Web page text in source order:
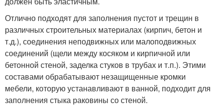
Отлично подходят для заполнения пустот и трещин в
различных строительных материалах (кирпич, бетон и
т.д.), соединения неподвижных или малоподвижных
соединений (щели между косяком и кирпичной или
бетонной стеной, заделка стуков в трубах и т.п.). Этими
составами обрабатывают незащищенные кромки
мебели, которую устанавливают в ванной, подходит для
заполнения стыка раковины со стеной.